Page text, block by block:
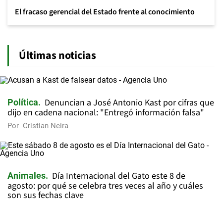
El fracaso gerencial del Estado frente al conocimiento
Últimas noticias
Política
Denuncian a José Antonio Kast por cifras que
dijo en cadena nacional: "Entregó información falsa"
Por Cristian Neira
Animales
Día Internacional del Gato este 8 de
agosto: por qué se celebra tres veces al año y cuáles
son sus fechas clave